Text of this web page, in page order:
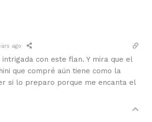
ago
intrigada con este flan. Y mira que el
que compré aún tiene como la
si lo preparo porque me encanta el